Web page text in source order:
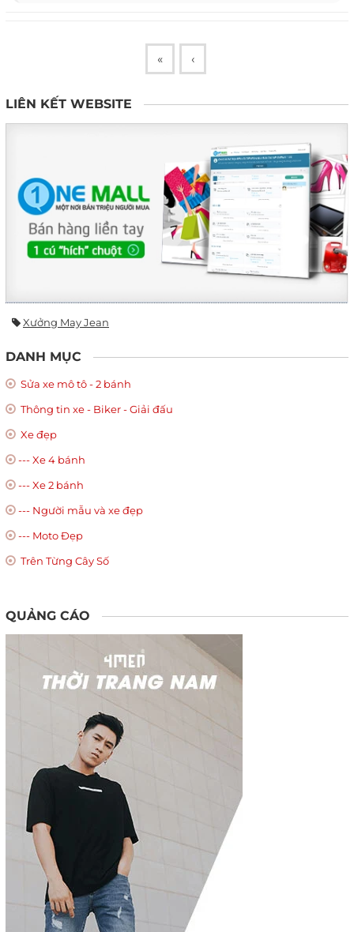
« ‹
LIÊN KẾT WEBSITE
Xưởng May Jean
DANH MỤC
Sửa xe mô tô - 2 bánh
Thông tin xe - Biker - Giải đấu
Xe đẹp
--- Xe 4 bánh
--- Xe 2 bánh
--- Người mẫu và xe đẹp
--- Moto Đẹp
Trên Từng Cây Số
QUẢNG CÁO